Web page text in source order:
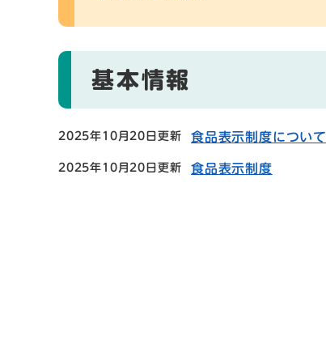
基本情報
2025年10月20日更新 食品表示制度について
2025年10月20日更新 食品表示制度